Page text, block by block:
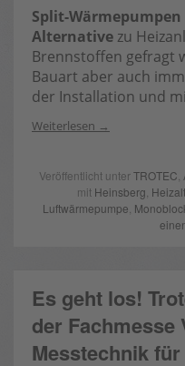
Split-Wärmepumpen
Alternative zu
Brennstoffen gefragt
Bauart aber auch
der Installation und
Weiterlesen
Veröffentlicht unterTROTEC
mit Heinsberg
Luftwärmepumpe
Es geht los!
der Fachmesse
Messtechnik